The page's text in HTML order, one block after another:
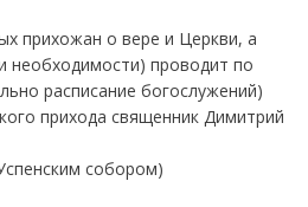
прихожан о вере и Церкви, а
необходимости) проводит по
расписание богослужений)
прихода священник Димитрий
собором)